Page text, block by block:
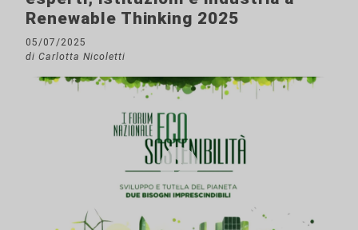
Renewable Thinking 2025
05/07/2025
di Carlotta Nicoletti